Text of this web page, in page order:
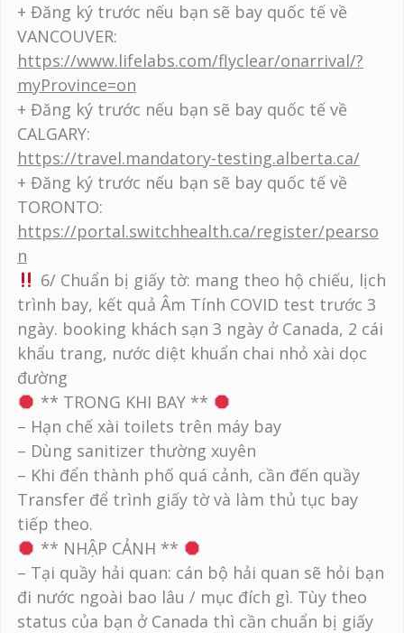
+ Đăng ký trước nếu bạn sẽ bay quốc tế về
VANCOUVER:
https://www.lifelabs.com/flyclear/onarrival/?
myProvince=on
+ Đăng ký trước nếu bạn sẽ bay quốc tế về
CALGARY:
https://travel.mandatory-testing.alberta.ca/
+ Đăng ký trước nếu bạn sẽ bay quốc tế về
TORONTO:
https://portal.switchhealth.ca/register/pearso
n
6/ Chuẩn bị giấy tờ: mang theo hộ chiếu, lịch
trình bay, kết quả Âm Tính COVID test trước 3
ngày. booking khách sạn 3 ngày ở Canada, 2 cái
khẩu trang, nước diệt khuẩn chai nhỏ xài dọc
đường
** TRONG KHI BAY **
– Hạn chế xài toilets trên máy bay
– Dùng sanitizer thường xuyên
– Khi đển thành phố quá cảnh, cần đến quầy
Transfer để trình giấy tờ và làm thủ tục bay
tiếp theo.
** NHẬP CẢNH **
– Tại quầy hải quan: cán bộ hải quan sẽ hỏi bạn
đi nước ngoài bao lâu / mục đích gì. Tùy theo
status của bạn ở Canada thì cần chuẩn bị giấy